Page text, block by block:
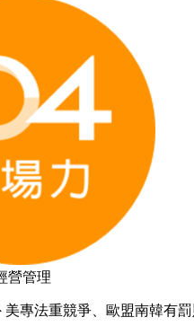
營管理
專法重競爭、歐盟南韓有罰